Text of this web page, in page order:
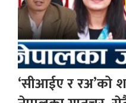
‘सीआईए र रअ’को